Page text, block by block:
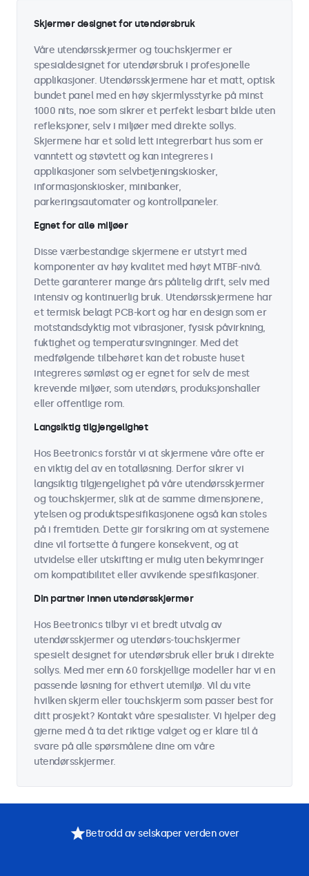
Skjermer designet for utendørsbruk
Våre utendørsskjermer og touchskjermer er
spesialdesignet for utendørsbruk i profesjonelle
applikasjoner. Utendørsskjermene har et matt, optisk
bundet panel med en høy skjermlysstyrke på minst
1000 nits, noe som sikrer et perfekt lesbart bilde uten
refleksjoner, selv i miljøer med direkte sollys.
Skjermene har et solid lett integrerbart hus som er
vanntett og støvtett og kan integreres i
applikasjoner som selvbetjeningskiosker,
informasjonskiosker, minibanker,
parkeringsautomater og kontrollpaneler.
Egnet for alle miljøer
Disse værbestandige skjermene er utstyrt med
komponenter av høy kvalitet med høyt MTBF-nivå.
Dette garanterer mange års pålitelig drift, selv med
intensiv og kontinuerlig bruk. Utendørsskjermene har
et termisk belagt PCB-kort og har en design som er
motstandsdyktig mot vibrasjoner, fysisk påvirkning,
fuktighet og temperatursvingninger. Med det
medfølgende tilbehøret kan det robuste huset
integreres sømløst og er egnet for selv de mest
krevende miljøer, som utendørs, produksjonshaller
eller offentlige rom.
Langsiktig tilgjengelighet
Hos Beetronics forstår vi at skjermene våre ofte er
en viktig del av en totalløsning. Derfor sikrer vi
langsiktig tilgjengelighet på våre utendørsskjermer
og touchskjermer, slik at de samme dimensjonene,
ytelsen og produktspesifikasjonene også kan stoles
på i fremtiden. Dette gir forsikring om at systemene
dine vil fortsette å fungere konsekvent, og at
utvidelse eller utskifting er mulig uten bekymringer
om kompatibilitet eller avvikende spesifikasjoner.
Din partner innen utendørsskjermer
Hos Beetronics tilbyr vi et bredt utvalg av
utendørsskjermer og utendørs-touchskjermer
spesielt designet for utendørsbruk eller bruk i direkte
sollys. Med mer enn 60 forskjellige modeller har vi en
passende løsning for ethvert utemiljø. Vil du vite
hvilken skjerm eller touchskjerm som passer best for
ditt prosjekt? Kontakt våre spesialister. Vi hjelper deg
gjerne med å ta det riktige valget og er klare til å
svare på alle spørsmålene dine om våre
utendørsskjermer.
Betrodd av selskaper verden over